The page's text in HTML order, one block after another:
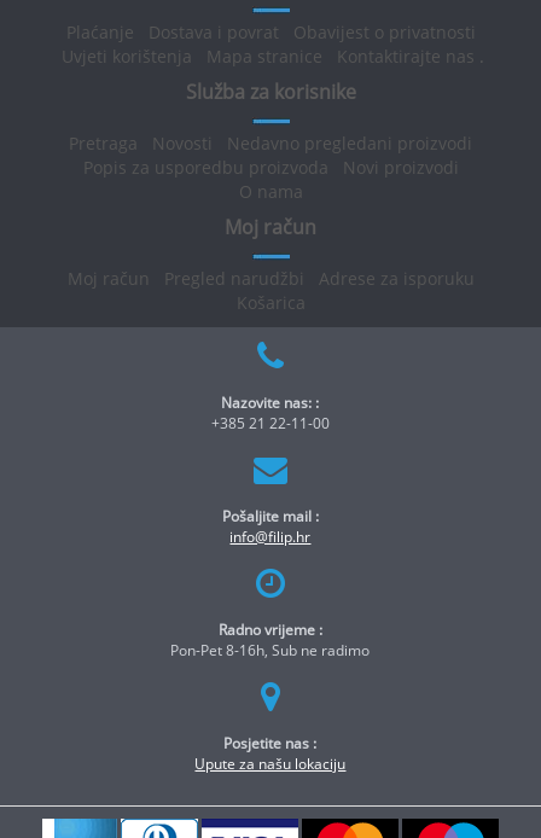
Plaćanje Dostava i povrat
Obavijest o privatnosti
Uvjeti korištenja
Mapa stranice Kontaktirajte nas .
Služba za korisnike
Pretraga Novosti
Nedavno pregledani proizvodi
Popis za usporedbu proizvoda
Novi proizvodi
O nama
Moj račun
Moj račun Pregled narudžbi
Adrese za isporuku
Košarica
Nazovite nas: :
+385 21 22-11-00
Pošaljite mail :
info@filip.hr
Radno vrijeme :
Pon-Pet 8-16h, Sub ne radimo
Posjetite nas :
Upute za našu lokaciju